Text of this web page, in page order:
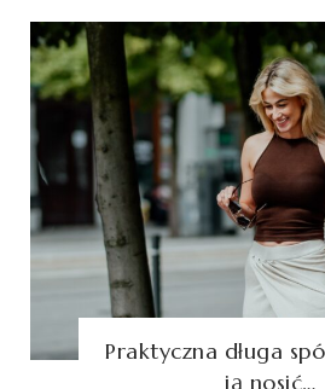
Praktyczna długa
ją nosić…